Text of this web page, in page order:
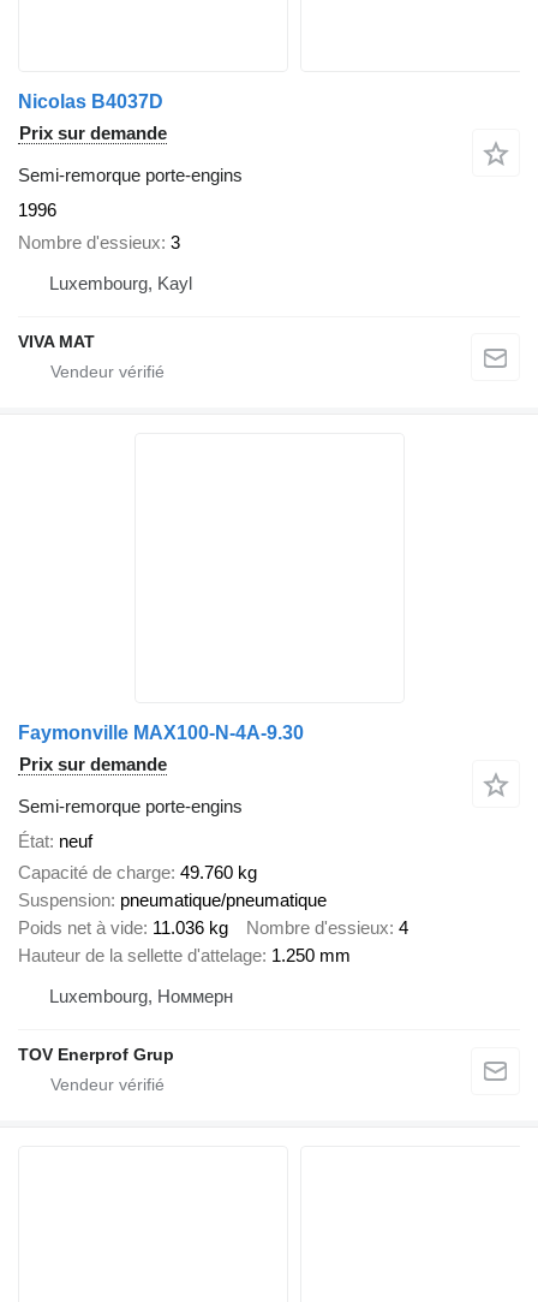
Nicolas B4037D
Prix sur demande
Semi-remorque porte-engins
1996
Nombre d'essieux 3
Luxembourg, Kayl
VIVA MAT
Faymonville MAX100-N-4A-9.30
Prix sur demande
Semi-remorque porte-engins
État neuf
Capacité de charge 49.760 kg
Suspension pneumatique/pneumatique
Poids net à vide 11.036 kg Nombre d'essieux 4
Hauteur de la sellette d'attelage 1.250 mm
Luxembourg, Номмерн
TOV Enerprof Grup